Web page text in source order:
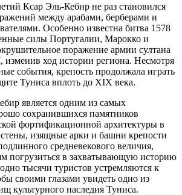
Ксар Эль-Кебир не раз становился
между арабами, берберами и
Особенно известна битва 1578
силы Португалии, Марокко и
поражение армии султана
ход истории региона. Несмотря
события, крепость продолжала играть
Туниса вплоть до XIX века.
является одним из самых
сохранившихся памятников
фортификационной архитектуры в
изящные арки и башни крепости
средневекового величия,
погрузиться в захватывающую историю
тысячи туристов устремляются к
своими глазами увидеть одно из
культурного наследия Туниса.